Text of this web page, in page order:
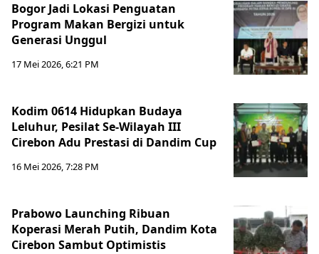
Bogor Jadi Lokasi Penguatan
Program Makan Bergizi untuk
Generasi Unggul
17 Mei 2026, 6:21 PM
Kodim 0614 Hidupkan Budaya
Leluhur, Pesilat Se-Wilayah III
Cirebon Adu Prestasi di Dandim Cup
16 Mei 2026, 7:28 PM
Prabowo Launching Ribuan
Koperasi Merah Putih, Dandim Kota
Cirebon Sambut Optimistis